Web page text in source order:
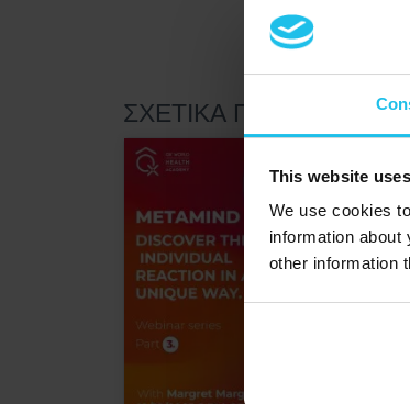
This website
We use cookies
information
other information
ΣΧΕΤΙΚΆ ΠΡΟΪΌΝΤΑ